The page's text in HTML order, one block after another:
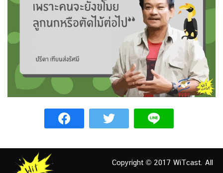
Copyright © 2017 WiTcast. All